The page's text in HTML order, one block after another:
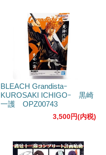
BLEACH Grandistaｰ
KUROSAKI ICHIGOｰ 黒崎
一護 OPZ00743
3,500円(内税)